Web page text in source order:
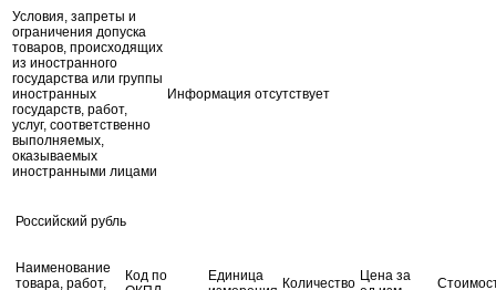
Условия, запреты и
ограничения допуска
товаров, происходящих
из иностранного
государства или группы
иностранных
государств, работ,
услуг, соответственно
выполняемых,
оказываемых
иностранными лицами
Информация отсутствует
Российский рубль
Наименование
товара, работ,
Код по
Единица
Количество Цена за